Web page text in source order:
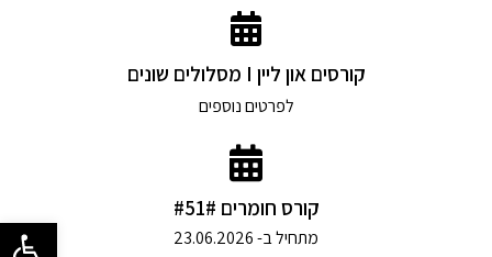
פתח
קורסים און ליין I מסלולים שונים
לפרטים נוספים
קורס חומרים #51#
מתחיל ב- 23.06.2026